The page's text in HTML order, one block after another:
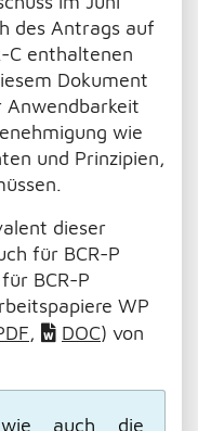
des Antrags auf
C enthaltenen
Dokument
Anwendbarkeit
wie
und Prinzipien,
dieser
für BCR-P
BCR-P
WP
, DOC) von
wie auch die